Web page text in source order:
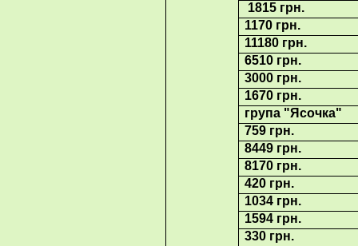
1815 грн.
1170 грн.
11180 грн.
6510 грн.
3000 грн.
1670 грн.
група "Ясочка"
759 грн.
8449 грн.
8170 грн.
420 грн.
1034 грн.
1594 грн.
330 грн.